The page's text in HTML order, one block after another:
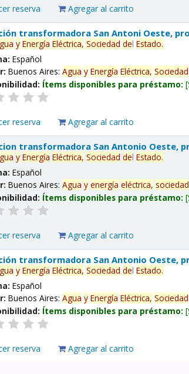
reserva Agregar al carrito
transformadora San Antoni Oeste,
y Energía Eléctrica, Sociedad delEstado.
Español
Buenos Aires:Agua y Energía Eléctrica, Sociedad
Ítems disponibles para préstamo:
reserva Agregar al carrito
transformadora San Antonio Oeste,
y Energía Eléctrica, Sociedad delEstado.
Español
Buenos Aires:Agua y energía eléctrica, sociedad
Ítems disponibles para préstamo:
reserva Agregar al carrito
transformadora San Antonio Oeste,
y Energía Eléctrica, Sociedad delEstado.
Español
Buenos Aires:Agua y Energía Eléctrica, Sociedad
Ítems disponibles para préstamo:
reserva Agregar al carrito